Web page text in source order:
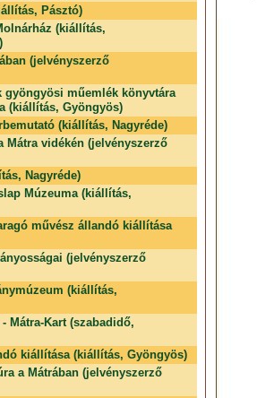
Pásztó)
(kiállítás,
(jelvényszerző
gyöngyösi műemlék könyvtára
(kiállítás, Gyöngyös)
(kiállítás, Nagyréde)
Mátra vidékén (jelvényszerző
Nagyréde)
Múzeuma (kiállítás,
művész állandó kiállítása
(jelvényszerző
(kiállítás,
Mátra-Kart (szabadidő,
kiállítása (kiállítás, Gyöngyös)
a Mátrában (jelvényszerző